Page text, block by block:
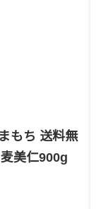
もち 送料無
美仁900g